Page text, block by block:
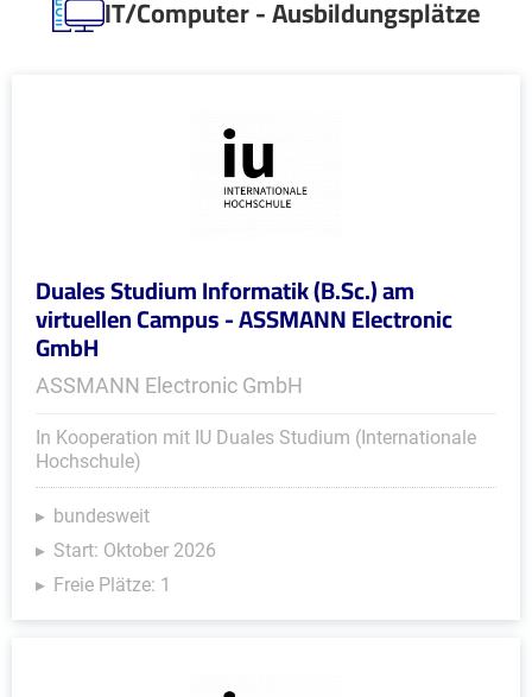
IT/Computer - Ausbildungsplätze
Duales Studium Informatik (B.Sc.) am
virtuellen Campus - ASSMANN Electronic
GmbH
ASSMANN Electronic GmbH
In Kooperation mit IU Duales Studium (Internationale
Hochschule)
bundesweit
Start: Oktober 2026
Freie Plätze: 1